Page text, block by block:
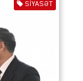
SIYASƏT